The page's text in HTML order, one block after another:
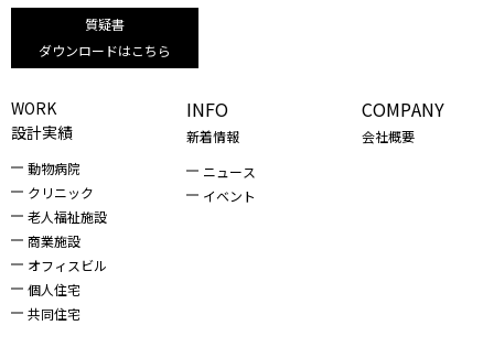
質疑書
ダウンロードはこちら
WORK
設計実績
動物病院
クリニック
老人福祉施設
商業施設
オフィスビル
個人住宅
共同住宅
INFO
新着情報
ニュース
イベント
COMPANY
会社概要